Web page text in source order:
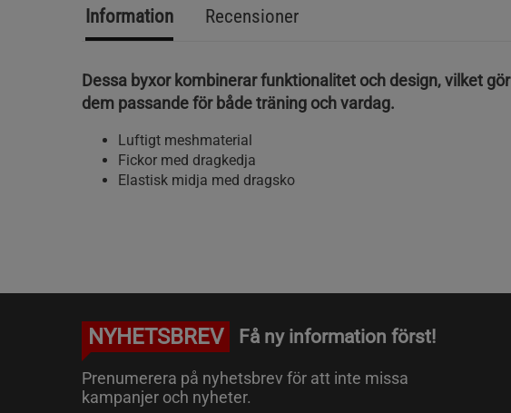
Information Recensioner
Dessa byxor kombinerar funktionalitet och design, vilket gör
dem passande för både träning och vardag.
Luftigt meshmaterial
Fickor med dragkedja
Elastisk midja med dragsko
NYHETSBREV Få ny information först!
Prenumerera på nyhetsbrev för att inte missa
kampanjer och nyheter.